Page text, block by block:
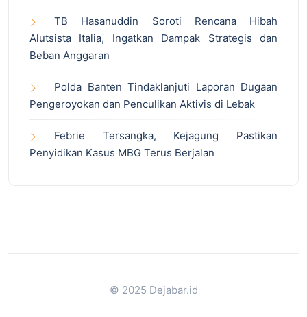
TB Hasanuddin Soroti Rencana Hibah
Alutsista Italia, Ingatkan Dampak Strategis dan
Beban Anggaran
Polda Banten Tindaklanjuti Laporan Dugaan
Pengeroyokan dan Penculikan Aktivis di Lebak
Febrie Tersangka, Kejagung Pastikan
Penyidikan Kasus MBG Terus Berjalan
© 2025 Dejabar.id